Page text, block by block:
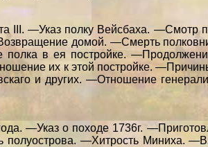
III. —Указ полку Вейсбаха.
домой. —Смерть
в ея постройке.
их к этой постройке.
и других. —Отношение
—Указ о походе 1736г.
—Хитрость Миниха.